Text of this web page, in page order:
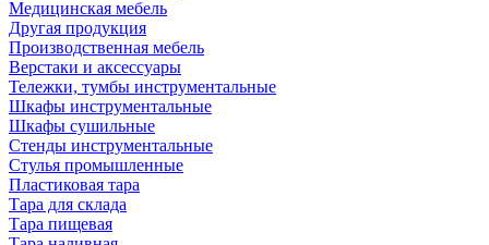
Медицинская мебель
Другая продукция
Производственная мебель
Верстаки и аксессуары
Тележки, тумбы инструментальные
Шкафы инструментальные
Шкафы сушильные
Стенды инструментальные
Cтулья промышленные
Пластиковая тара
Тара для склада
Тара пищевая